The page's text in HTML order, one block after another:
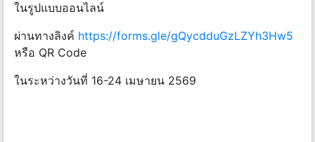
ในรูปแบบออนไลน์
ผ่านทางลิงค์ https://forms.gle/gQycdduGzLZYh3Hw5
หรือ QR Code
ในระหว่างวันที่ 16-24 เมษายน 2569